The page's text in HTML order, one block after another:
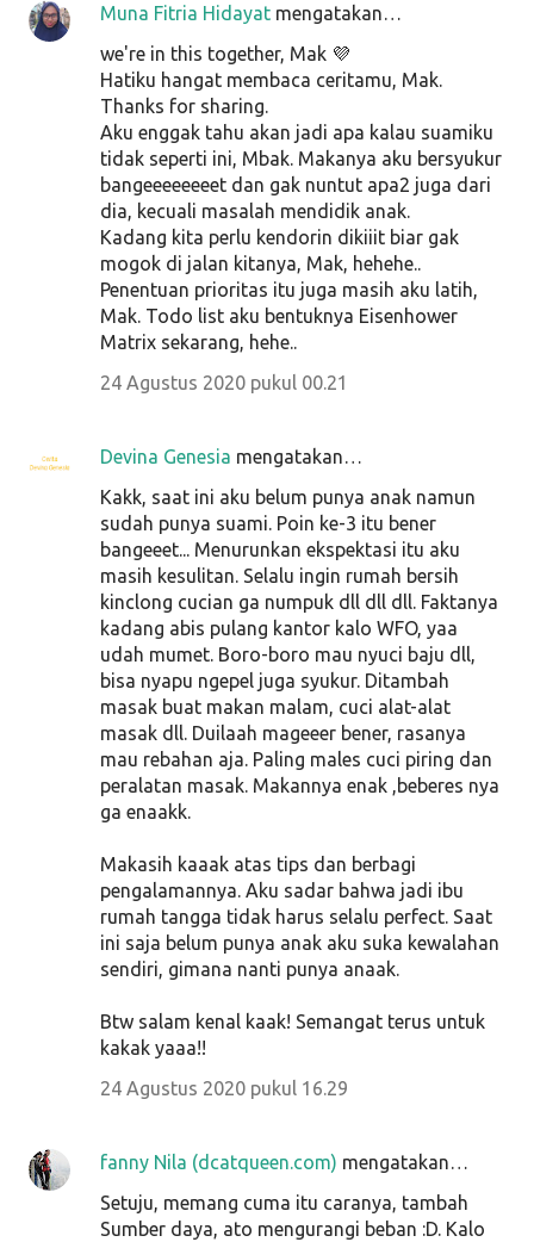
Muna Fitria Hidayat mengatakan…
we're in this together, Mak 💜
Hatiku hangat membaca ceritamu, Mak.
Thanks for sharing.
Aku enggak tahu akan jadi apa kalau suamiku
tidak seperti ini, Mbak. Makanya aku bersyukur
bangeeeeeeeet dan gak nuntut apa2 juga dari
dia, kecuali masalah mendidik anak.
Kadang kita perlu kendorin dikiiit biar gak
mogok di jalan kitanya, Mak, hehehe..
Penentuan prioritas itu juga masih aku latih,
Mak. Todo list aku bentuknya Eisenhower
Matrix sekarang, hehe..
24 Agustus 2020 pukul 00.21
Devina Genesia mengatakan…
Kakk, saat ini aku belum punya anak namun
sudah punya suami. Poin ke-3 itu bener
bangeeet... Menurunkan ekspektasi itu aku
masih kesulitan. Selalu ingin rumah bersih
kinclong cucian ga numpuk dll dll dll. Faktanya
kadang abis pulang kantor kalo WFO, yaa
udah mumet. Boro-boro mau nyuci baju dll,
bisa nyapu ngepel juga syukur. Ditambah
masak buat makan malam, cuci alat-alat
masak dll. Duilaah mageeer bener, rasanya
mau rebahan aja. Paling males cuci piring dan
peralatan masak. Makannya enak ,beberes nya
ga enaakk.
Makasih kaaak atas tips dan berbagi
pengalamannya. Aku sadar bahwa jadi ibu
rumah tangga tidak harus selalu perfect. Saat
ini saja belum punya anak aku suka kewalahan
sendiri, gimana nanti punya anaak.
Btw salam kenal kaak! Semangat terus untuk
kakak yaaa!!
24 Agustus 2020 pukul 16.29
fanny Nila (dcatqueen.com) mengatakan…
Setuju, memang cuma itu caranya, tambah
Sumber daya, ato mengurangi beban :D. Kalo